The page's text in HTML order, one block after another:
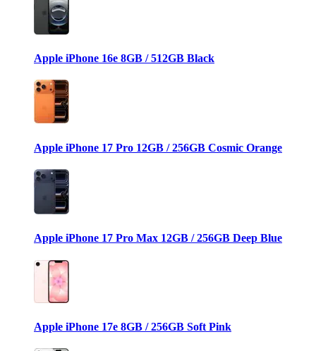
Apple iPhone 16e 8GB / 512GB Black
Apple iPhone 17 Pro 12GB / 256GB Cosmic Orange
Apple iPhone 17 Pro Max 12GB / 256GB Deep Blue
Apple iPhone 17e 8GB / 256GB Soft Pink